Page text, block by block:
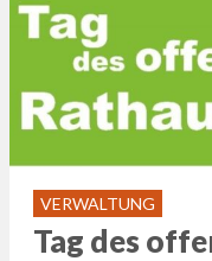
VERWALTUNG
Tag des